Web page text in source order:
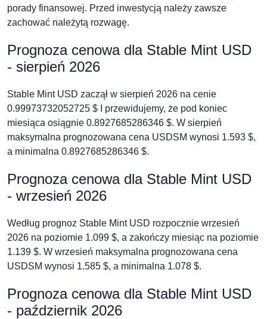
porady finansowej. Przed inwestycją należy zawsze
zachować należytą rozwagę.
Prognoza cenowa dla Stable Mint USD
- sierpień 2026
Stable Mint USD zaczął w sierpień 2026 na cenie
0.99973732052725 $ I przewidujemy, że pod koniec
miesiąca osiągnie 0.8927685286346 $. W sierpień
maksymalna prognozowana cena USDSM wynosi 1.593 $,
a minimalna 0.8927685286346 $.
Prognoza cenowa dla Stable Mint USD
- wrzesień 2026
Według prognoz Stable Mint USD rozpocznie wrzesień
2026 na poziomie 1.099 $, a zakończy miesiąc na poziomie
1.139 $. W wrzesień maksymalna prognozowana cena
USDSM wynosi 1.585 $, a minimalna 1.078 $.
Prognoza cenowa dla Stable Mint USD
- październik 2026